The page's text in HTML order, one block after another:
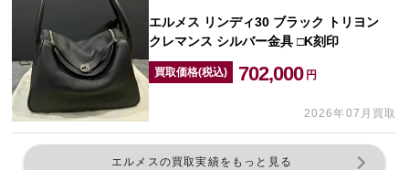
エルメス リンディ30 ブラック トリヨン
クレマンス シルバー金具 □K刻印
買取価格(税込) 702,000 円
2026年07月買取
エルメスの買取実績をもっと見る